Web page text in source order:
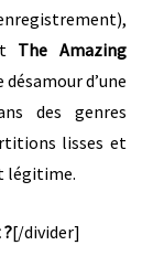
The Amazing
d’une
des genres
lisses et
légitime.
[/divider]